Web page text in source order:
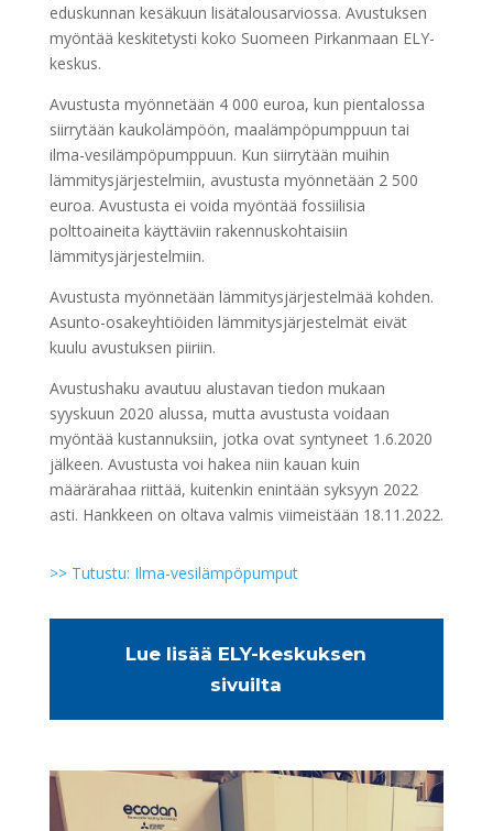
eduskunnan kesäkuun lisätalousarviossa. Avustuksen
myöntää keskitetysti koko Suomeen Pirkanmaan ELY-
keskus.
Avustusta myönnetään 4 000 euroa, kun pientalossa
siirrytään kaukolämpöön, maalämpöpumppuun tai
ilma-vesilämpöpumppuun. Kun siirrytään muihin
lämmitysjärjestelmiin, avustusta myönnetään 2 500
euroa. Avustusta ei voida myöntää fossiilisia
polttoaineita käyttäviin rakennuskohtaisiin
lämmitysjärjestelmiin.
Avustusta myönnetään lämmitysjärjestelmää kohden.
Asunto-osakeyhtiöiden lämmitysjärjestelmät eivät
kuulu avustuksen piiriin.
Avustushaku avautuu alustavan tiedon mukaan
syyskuun 2020 alussa, mutta avustusta voidaan
myöntää kustannuksiin, jotka ovat syntyneet 1.6.2020
jälkeen. Avustusta voi hakea niin kauan kuin
määrärahaa riittää, kuitenkin enintään syksyyn 2022
asti. Hankkeen on oltava valmis viimeistään 18.11.2022.
>> Tutustu: Ilma-vesilämpöpumput
Lue lisää ELY-keskuksen
sivuilta